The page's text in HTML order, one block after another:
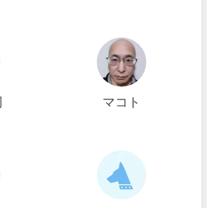
マコト